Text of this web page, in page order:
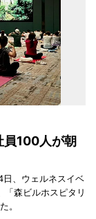
100人が朝
、ウェルネスイベ
森ビルホスピタリ
。